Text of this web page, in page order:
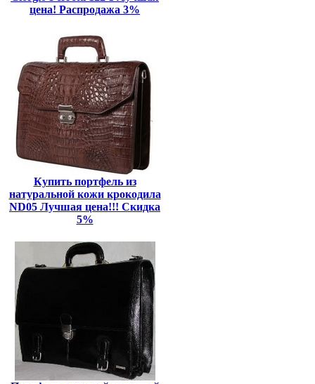
цена! Распродажа 3%
Купить портфель из
натуральной кожи крокодила
ND05 Лучшая цена!!! Скидка
5%